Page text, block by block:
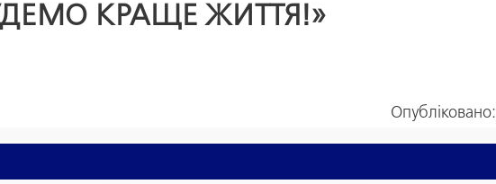
КРАЩЕ ЖИТТЯ!»
Опубліковано: